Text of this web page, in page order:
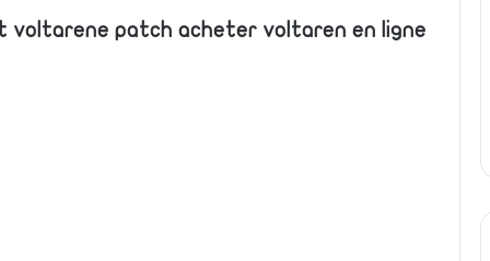
voltarene patch acheter voltaren en ligne